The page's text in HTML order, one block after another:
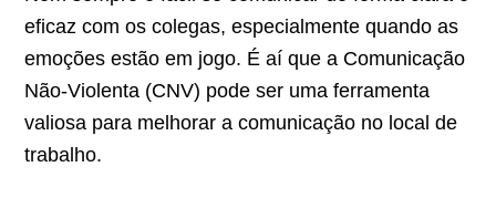
eficaz com os colegas, especialmente quando as
emoções estão em jogo. É aí que a Comunicação
Não-Violenta (CNV) pode ser uma ferramenta
valiosa para melhorar a comunicação no local de
trabalho.